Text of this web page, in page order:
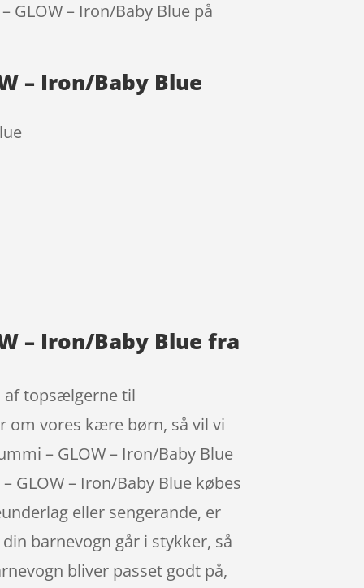
GLOW – Iron/Baby Blue på
– Iron/Baby Blue
– Iron/Baby Blue fra
af topsælgerne til
om vores kære børn, så vil vi
– GLOW – Iron/Baby Blue
GLOW – Iron/Baby Blue købes
eller sengerande, er
barnevogn går i stykker, så
bliver passet godt på,